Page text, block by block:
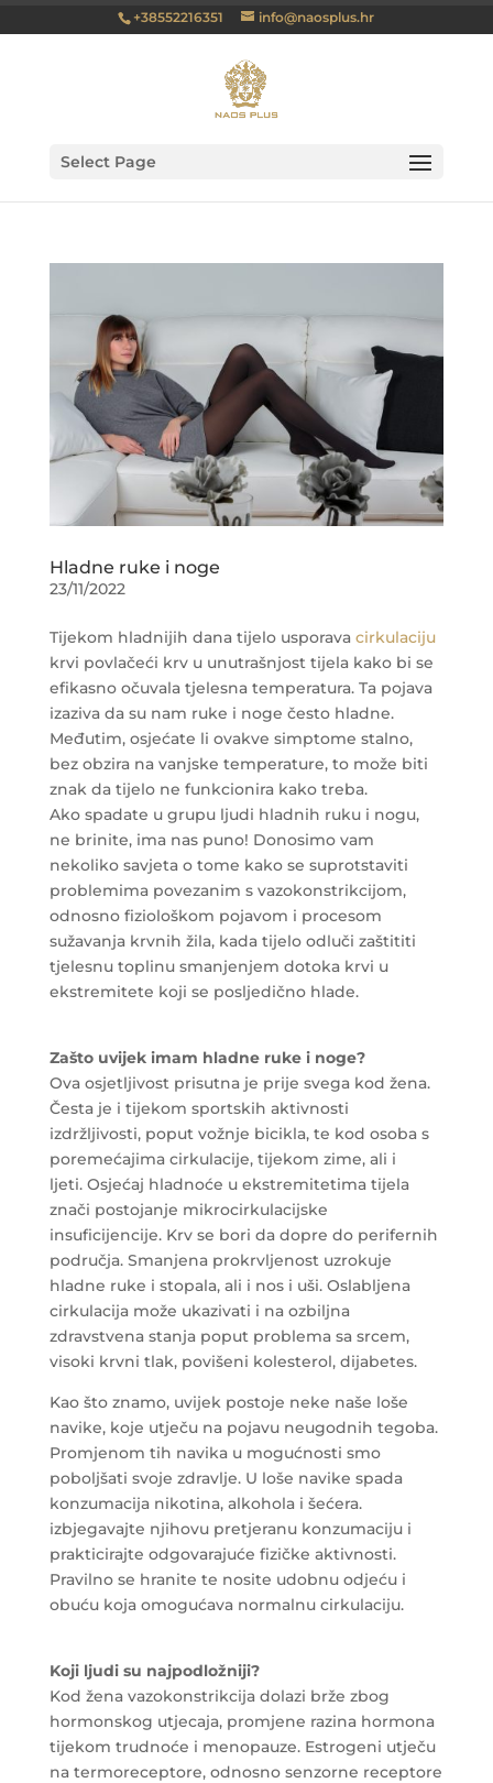
+38552216351 info@naosplus.hr
Select Page
Hladne ruke i noge
23/11/2022
Tijekom hladnijih dana tijelo usporava cirkulaciju
krvi povlačeći krv u unutrašnjost tijela kako bi se
efikasno očuvala tjelesna temperatura. Ta pojava
izaziva da su nam ruke i noge često hladne.
Međutim, osjećate li ovakve simptome stalno,
bez obzira na vanjske temperature, to može biti
znak da tijelo ne funkcionira kako treba.
Ako spadate u grupu ljudi hladnih ruku i nogu,
ne brinite, ima nas puno! Donosimo vam
nekoliko savjeta o tome kako se suprotstaviti
problemima povezanim s vazokonstrikcijom,
odnosno fiziološkom pojavom i procesom
sužavanja krvnih žila, kada tijelo odluči zaštititi
tjelesnu toplinu smanjenjem dotoka krvi u
ekstremitete koji se posljedično hlade.
Zašto uvijek imam hladne ruke i noge?
Ova osjetljivost prisutna je prije svega kod žena.
Česta je i tijekom sportskih aktivnosti
izdržljivosti, poput vožnje bicikla, te kod osoba s
poremećajima cirkulacije, tijekom zime, ali i
ljeti. Osjećaj hladnoće u ekstremitetima tijela
znači postojanje mikrocirkulacijske
insuficijencije. Krv se bori da dopre do perifernih
područja. Smanjena prokrvljenost uzrokuje
hladne ruke i stopala, ali i nos i uši. Oslabljena
cirkulacija može ukazivati i na ozbiljna
zdravstvena stanja poput problema sa srcem,
visoki krvni tlak, povišeni kolesterol, dijabetes.
Kao što znamo, uvijek postoje neke naše loše
navike, koje utječu na pojavu neugodnih tegoba.
Promjenom tih navika u mogućnosti smo
poboljšati svoje zdravlje. U loše navike spada
konzumacija nikotina, alkohola i šećera.
izbjegavajte njihovu pretjeranu konzumaciju i
prakticirajte odgovarajuće fizičke aktivnosti.
Pravilno se hranite te nosite udobnu odjeću i
obuću koja omogućava normalnu cirkulaciju.
Koji ljudi su najpodložniji?
Kod žena vazokonstrikcija dolazi brže zbog
hormonskog utjecaja, promjene razina hormona
tijekom trudnoće i menopauze. Estrogeni utječu
na termoreceptore, odnosno senzorne receptore